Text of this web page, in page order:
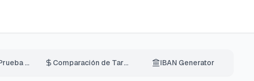
Tarjetas de Prueba de Pago Comparación de Tarifas IBAN Generator